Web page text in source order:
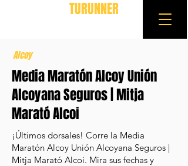
TURUNNER
Alcoy
Media Maratón Alcoy Unión
Alcoyana Seguros | Mitja
Marató Alcoi
¡Últimos dorsales! Corre la Media
Maratón Alcoy Unión Alcoyana Seguros |
Mitja Marató Alcoi. Mira sus fechas y